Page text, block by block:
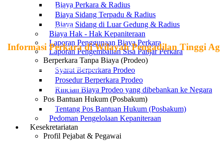
Biaya Perkara & Radius
Biaya Sidang Terpadu & Radius
Biaya Sidang di Luar Gedung & Radius
Biaya Hak - Hak Kepaniteraan
Laporan Penggunaan Biaya Perkara
Laporan Pengembalian Sisa Panjar Perkara
Berperkara Tanpa Biaya (Prodeo)
Syarat Berperkara Prodeo
Prosedur Berperkara Prodeo
Rincian Biaya Prodeo yang dibebankan ke Negara
Pos Bantuan Hukum (Posbakum)
Tentang Pos Bantuan Hukum (Posbakum)
Pedoman Pengelolaan Kepaniteraan
Kesekretariatan
Profil Pejabat & Pegawai
Pengadilan Agama Tarakan
Pengadilan Agama Nunukan
Informasi Perkara di Wilayah Pengadilan Tinggi
SIPP Pengadilan Agama Tanjung Selor
SIPP Pengadilan Agama Tarakan